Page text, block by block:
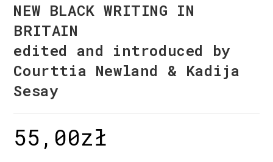
NEW BLACK WRITING IN
BRITAIN
edited and introduced by
Courttia Newland & Kadija
Sesay
55,00zł